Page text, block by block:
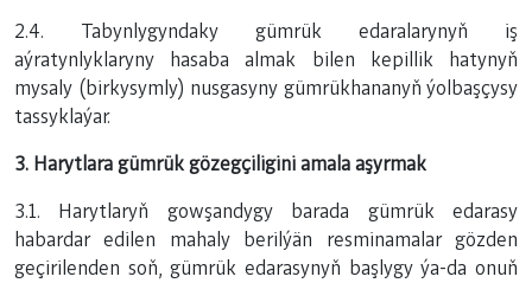
2.4. Tabynlygyndaky gümrük edaralarynyň iş
aýratynlyklaryny hasaba almak bilen kepillik hatynyň
mysaly (birkysymly) nusgasyny gümrükhananyň ýolbaşçysy
tassyklaýar.
3. Harytlara gümrük gözegçiligini amala aşyrmak
3.1. Harytlaryň gowşandygy barada gümrük edarasy
habardar edilen mahaly berilýän resminamalar gözden
geçirilenden soň, gümrük edarasynyň başlygy ýa-da onuň